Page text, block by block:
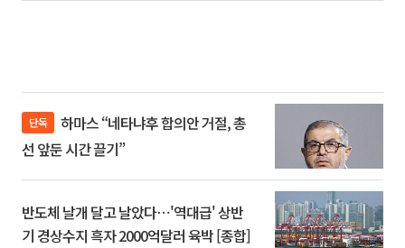
단독
선 앞둔 시간 끌기”
반도체 날개 달고 날았다⋯'역대급' 상반
기 경상수지 흑자 2000억달러 육박 [종합]